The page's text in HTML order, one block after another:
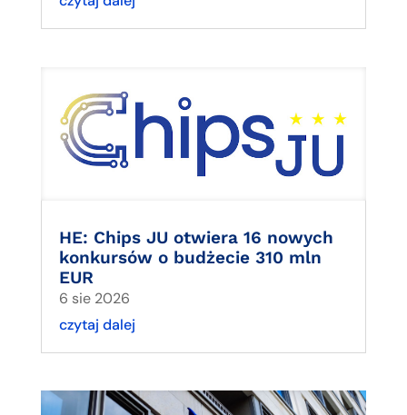
HE: Chips JU otwiera 16 nowych
konkursów o budżecie 310 mln
EUR
6 sie 2026
czytaj dalej